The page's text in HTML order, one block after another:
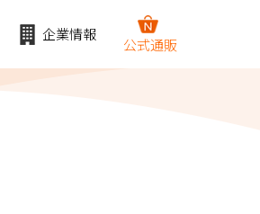
企業情報
公式通販